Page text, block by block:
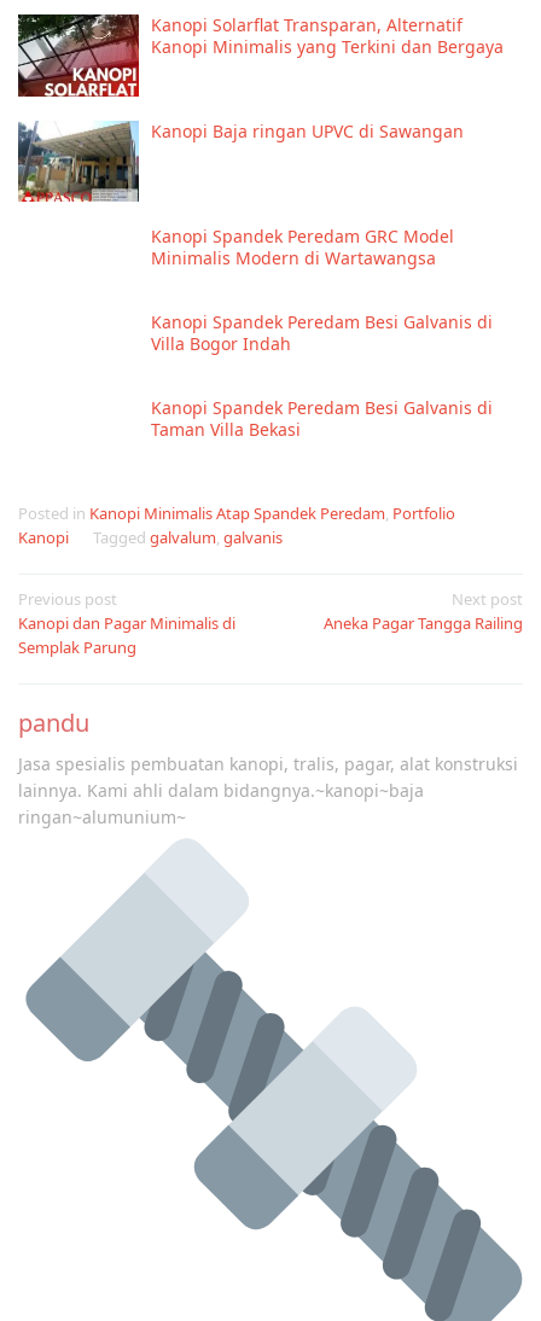
Kanopi Solarflat Transparan, Alternatif
Kanopi Minimalis yang Terkini dan Bergaya
Kanopi Baja ringan UPVC di Sawangan
Kanopi Spandek Peredam GRC Model
Minimalis Modern di Wartawangsa
Kanopi Spandek Peredam Besi Galvanis di
Villa Bogor Indah
Kanopi Spandek Peredam Besi Galvanis di
Taman Villa Bekasi
Posted in Kanopi Minimalis Atap Spandek Peredam, Portfolio
Kanopi
Tagged galvalum, galvanis
Post
navigation
Previous post
Kanopi dan Pagar Minimalis di
Semplak Parung
Next post
Aneka Pagar Tangga Railing
pandu
Jasa spesialis pembuatan kanopi, tralis, pagar, alat konstruksi
lainnya. Kami ahli dalam bidangnya.~kanopi~baja
ringan~alumunium~